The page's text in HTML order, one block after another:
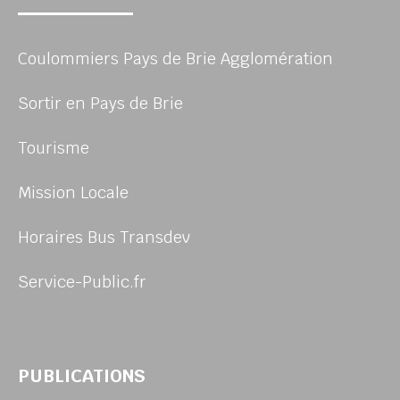
Coulommiers Pays de Brie Agglomération
Sortir en Pays de Brie
Tourisme
Mission Locale
Horaires Bus Transdev
Service-Public.fr
PUBLICATIONS